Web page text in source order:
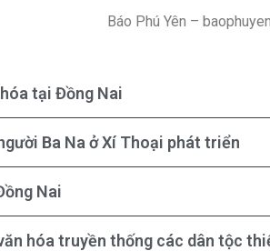
Báo Phú Yên –
tại Đồng Nai
Ba Na ở Xí Thoại phát triển
Nai
hóa truyền thống các dân tộc